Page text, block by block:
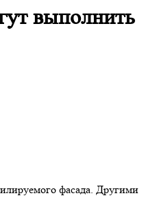
выполнить
фасада. Другими